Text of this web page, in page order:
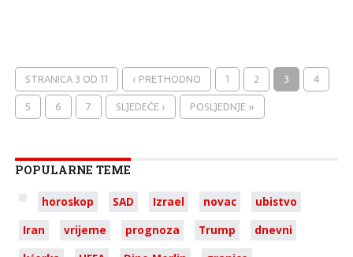
STRANICA 3 OD 11 ‹ PRETHODNO 1 2 3
4
5
6 7 SLJEDEĆE › POSLJEDNJE »
POPULARNE TEME
horoskop SAD Izrael novac
ubistvo
Iran
vrijeme prognoza Trump
dnevni